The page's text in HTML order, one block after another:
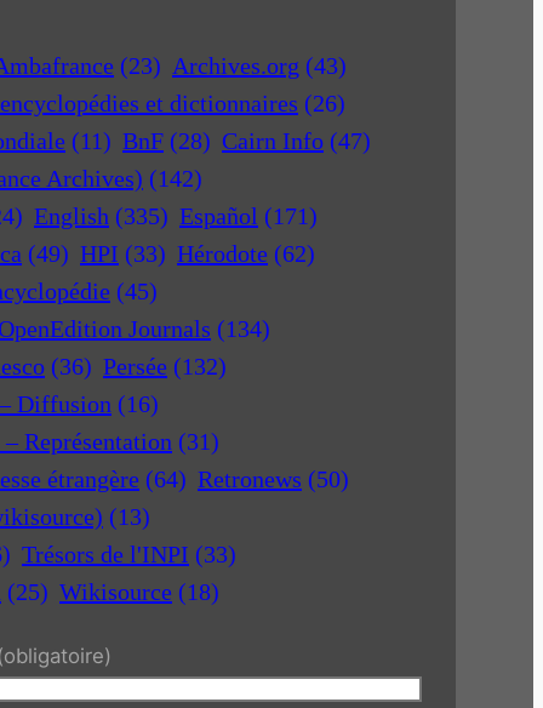
(23) Archives.org (43)
et dictionnaires (26)
(11) BnF (28) Cairn Info (47)
Archives) (142)
English (335) Español (171)
(49) HPI (33) Hérodote (62)
(45)
Journals (134)
(36) Persée (132)
Diffusion (16)
Représentation (31)
étrangère (64) Retronews (50)
(13)
Trésors de l'INPI (33)
(25) Wikisource (18)